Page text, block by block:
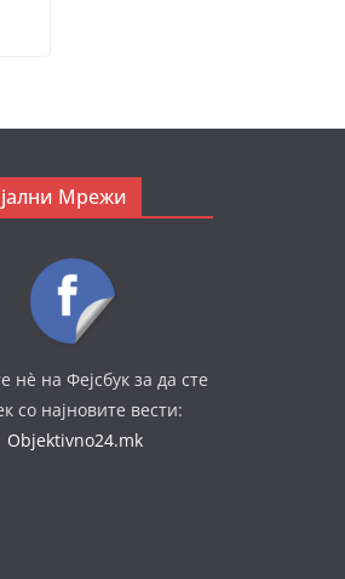
Мрежи
нè на Фејсбук за да сте
со најновите вести:
Objektivno24.mk